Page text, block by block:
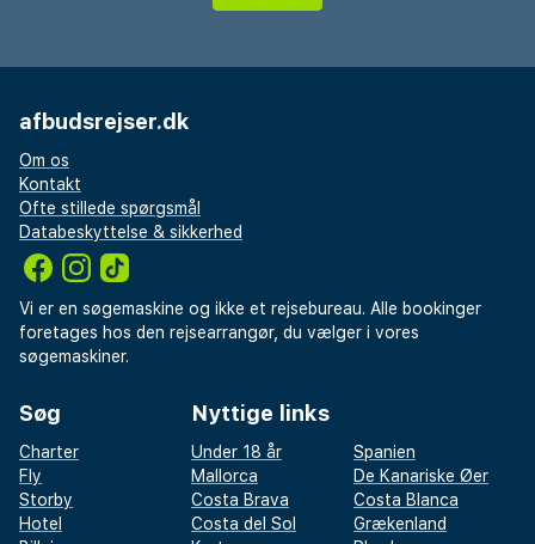
afbudsrejser.dk
Om os
Kontakt
Ofte stillede spørgsmål
Databeskyttelse & sikkerhed
Vi er en søgemaskine og ikke et rejsebureau. Alle bookinger
foretages hos den rejsearrangør, du vælger i vores
søgemaskiner.
Søg
Charter
Fly
Storby
Hotel
Nyttige links
Under 18 år
Spanien
Mallorca
De Kanariske Øer
Costa Brava
Costa Blanca
Costa del Sol
Grækenland